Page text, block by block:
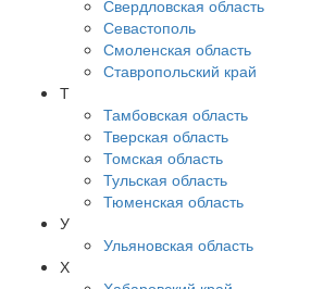
Свердловская область
Севастополь
Смоленская область
Ставропольский край
Т
Тамбовская область
Тверская область
Томская область
Тульская область
Тюменская область
У
Ульяновская область
Х